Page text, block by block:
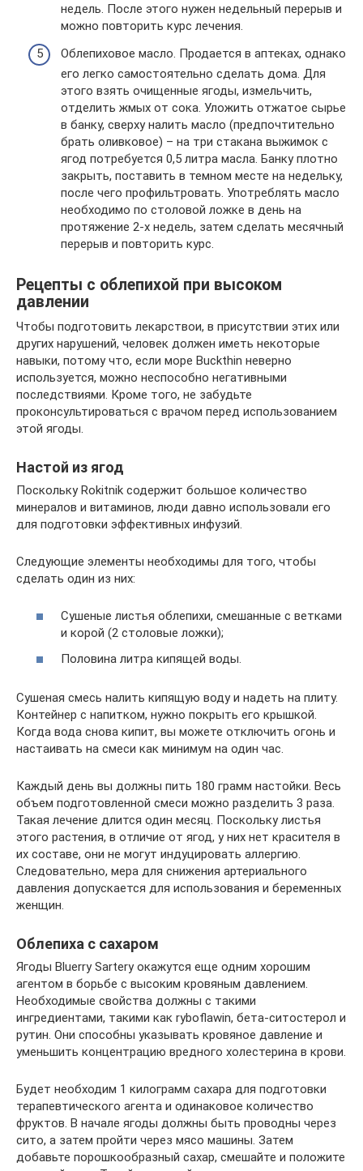
недель. После этого нужен недельный перерыв и
можно повторить курс лечения.
Облепиховое масло. Продается в аптеках, однако
его легко самостоятельно сделать дома. Для
этого взять очищенные ягоды, измельчить,
отделить жмых от сока. Уложить отжатое сырье
в банку, сверху налить масло (предпочтительно
брать оливковое) – на три стакана выжимок с
ягод потребуется 0,5 литра масла. Банку плотно
закрыть, поставить в темном месте на недельку,
после чего профильтровать. Употреблять масло
необходимо по столовой ложке в день на
протяжение 2-х недель, затем сделать месячный
перерыв и повторить курс.
Рецепты с облепихой при высоком
давлении
Чтобы подготовить лекарствои, в присутствии этих или
других нарушений, человек должен иметь некоторые
навыки, потому что, если море Buckthin неверно
используется, можно неспособно негативными
последствиями. Кроме того, не забудьте
проконсультироваться с врачом перед использованием
этой ягоды.
Настой из ягод
Поскольку Rokitnik содержит большое количество
минералов и витаминов, люди давно использовали его
для подготовки эффективных инфузий.
Следующие элементы необходимы для того, чтобы
сделать один из них:
Сушеные листья облепихи, смешанные с ветками
и корой (2 столовые ложки);
Половина литра кипящей воды.
Сушеная смесь налить кипящую воду и надеть на плиту.
Контейнер с напитком, нужно покрыть его крышкой.
Когда вода снова кипит, вы можете отключить огонь и
настаивать на смеси как минимум на один час.
Каждый день вы должны пить 180 грамм настойки. Весь
объем подготовленной смеси можно разделить 3 раза.
Такая лечение длится один месяц. Поскольку листья
этого растения, в отличие от ягод, у них нет красителя в
их составе, они не могут индуцировать аллергию.
Следовательно, мера для снижения артериального
давления допускается для использования и беременных
женщин.
Облепиха с сахаром
Ягоды Bluerry Sartery окажутся еще одним хорошим
агентом в борьбе с высоким кровяным давлением.
Необходимые свойства должны с такими
ингредиентами, такими как ryboflawin, бета-ситостерол и
рутин. Они способны указывать кровяное давление и
уменьшить концентрацию вредного холестерина в крови.
Будет необходим 1 килограмм сахара для подготовки
терапевтического агента и одинаковое количество
фруктов. В начале ягоды должны быть проводны через
сито, а затем пройти через мясо машины. Затем
добавьте порошкообразный сахар, смешайте и положите